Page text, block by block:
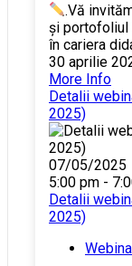
.Vă
și portofoliul
în cariera
30 aprilie
More Info
Detalii
2025)
07/05/2025
5:00 pm -
Detalii
2025)